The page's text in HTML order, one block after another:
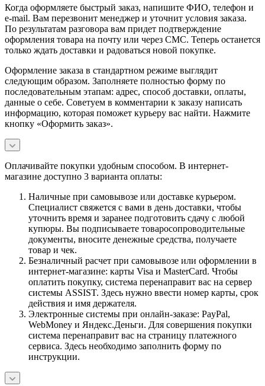
Когда оформляете быстрый заказ, напишите ФИО, телефон и
e-mail. Вам перезвонит менеджер и уточнит условия заказа.
По результатам разговора вам придет подтверждение
оформления товара на почту или через СМС. Теперь останется
только ждать доставки и радоваться новой покупке.
Оформление заказа в стандартном режиме выглядит
следующим образом. Заполняете полностью форму по
последовательным этапам: адрес, способ доставки, оплаты,
данные о себе. Советуем в комментарии к заказу написать
информацию, которая поможет курьеру вас найти. Нажмите
кнопку «Оформить заказ».
Оплачивайте покупки удобным способом. В интернет-
магазине доступно 3 варианта оплаты:
Наличные при самовывозе или доставке курьером.
Специалист свяжется с вами в день доставки, чтобы
уточнить время и заранее подготовить сдачу с любой
купюры. Вы подписываете товаросопроводительные
документы, вносите денежные средства, получаете
товар и чек.
Безналичный расчет при самовывозе или оформлении в
интернет-магазине: карты Visa и MasterCard. Чтобы
оплатить покупку, система перенаправит вас на сервер
системы ASSIST. Здесь нужно ввести номер карты, срок
действия и имя держателя.
Электронные системы при онлайн-заказе: PayPal,
WebMoney и Яндекс.Деньги. Для совершения покупки
система перенаправит вас на страницу платежного
сервиса. Здесь необходимо заполнить форму по
инструкции.